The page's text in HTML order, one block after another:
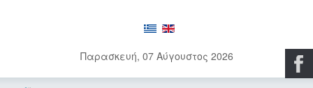
Παρασκευή, 07 Αύγουστος 2026